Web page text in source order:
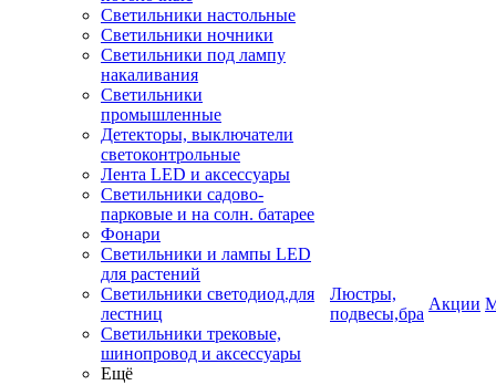
Светильники настольные
Светильники ночники
Светильники под лампу
накаливания
Светильники
промышленные
Детекторы, выключатели
светоконтрольные
Лента LED и аксессуары
Светильники садово-
парковые и на солн. батарее
Фонари
Светильники и лампы LED
для растений
Светильники светодиод.для
лестниц
Светильники трековые,
шинопровод и аксессуары
Ещё
Люстры,
подвесы,бра
Акции